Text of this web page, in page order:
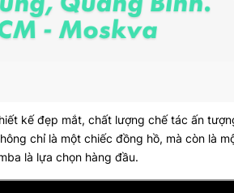
kế đẹp mắt, chất lượng chế tác ấn
chỉ là một chiếc đồng hồ, mà còn là
là lựa chọn hàng đầu.